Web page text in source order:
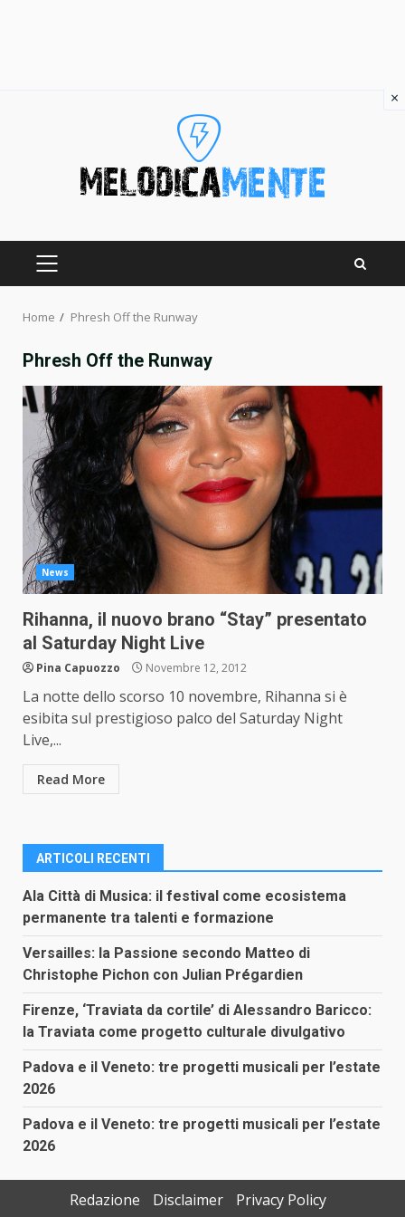
PRIMARY
Home Phresh Off the Runway
Phresh Off the Runway
News
Rihanna, il nuovo brano “Stay” presentato
al Saturday Night Live
Pina Capuozzo Novembre 12, 2012
La notte dello scorso 10 novembre, Rihanna si è
esibita sul prestigioso palco del Saturday Night
Live,...
Read More
ARTICOLI RECENTI
Ala Città di Musica: il festival come ecosistema
permanente tra talenti e formazione
Versailles: la Passione secondo Matteo di
Christophe Pichon con Julian Prégardien
Firenze, ‘Traviata da cortile’ di Alessandro Baricco:
la Traviata come progetto culturale divulgativo
Padova e il Veneto: tre progetti musicali per l’estate
2026
Padova e il Veneto: tre progetti musicali per l’estate
2026
Redazione Disclaimer Privacy Policy
×